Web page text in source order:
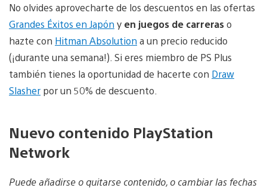
No olvides aprovecharte de los descuentos en las ofertas
Grandes Éxitos en Japón y en juegos de carreraso
hazte con Hitman Absolution a un precio reducido
(¡durante una semana!). Si eres miembro de PS Plus
también tienes la oportunidad de hacerte con Draw
Slasher por un 50% de descuento.
Nuevo contenido PlayStation
Network
Puede añadirse o quitarse contenido, o cambiar las fechas